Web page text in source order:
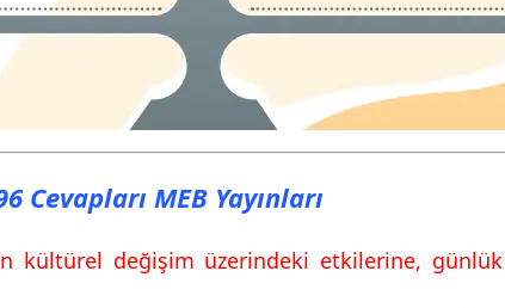
Cevapları MEB Yayınları
değişim üzerindeki etkilerine, günlük